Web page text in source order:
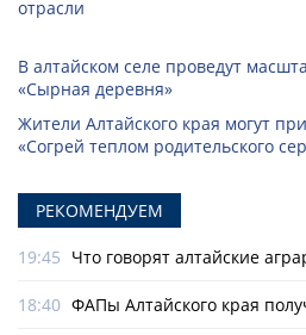
отрасли
В алтайском селе проведут
«Сырная деревня»
Жители Алтайского края могут
«Согрей теплом родительского
РЕКОМЕНДУЕМ
19:45 Что говорят алтайские
18:40 ФАПы Алтайского края